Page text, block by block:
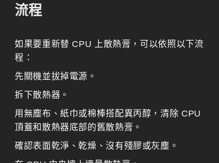
流程
如果要重新替 CPU 上散熱膏，可以依照以下流
程：
先關機並拔掉電源。
拆下散熱器。
用無塵布、紙巾或棉棒搭配異丙醇，清除 CPU
頂蓋和散熱器底部的舊散熱膏。
確認表面乾淨、乾燥、沒有殘膠或灰塵。